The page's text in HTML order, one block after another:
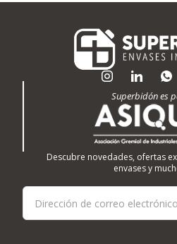
Superbidón es
Descubre novedades, ofertas
envases y